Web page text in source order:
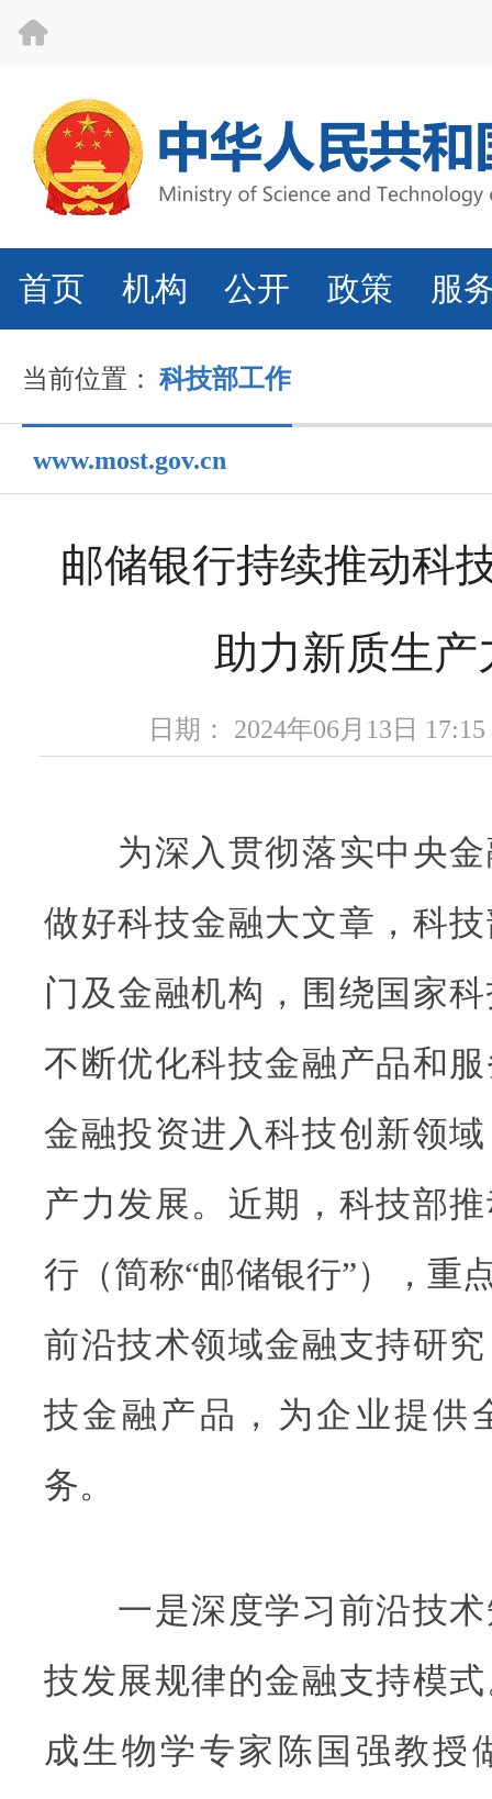
首页 机构 公开 政策 服
当前位置： 科技部工作
www.most.gov.cn
邮储银行持续推动科
助力新质生产
日期： 2024年06月13日
为深入贯彻落实中央金
做好科技金融大文章，科
门及金融机构，围绕国家
不断优化科技金融产品和
金融投资进入科技创新领
产力发展。近期，科技部
行（简称“邮储银行”），重
前沿技术领域金融支持研
技金融产品，为企业提供
务。
一是深度学习前沿技术
技发展规律的金融支持模
成生物学专家陈国强教授